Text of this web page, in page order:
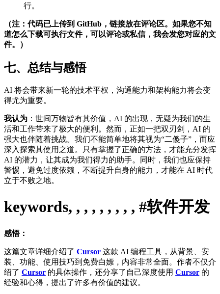
行。
（注：代码已上传到 GitHub，链接放在评论区。如果您不知
道怎么下载可执行文件，可以评论或私信，我会发您对应的文
件。）
七、总结与感悟
AI 将会带来新一轮的技术平权，沟通能力和架构能力将会变
得尤为重要。
我认为 ：世间万物皆有其价值，AI 的出现，无疑为我们的生
活和工作带来了极大的便利。然而，正如一把双刃剑，AI 的
强大也伴随着挑战。我们不能简单地将其视为“二傻子”，而应
深入探索其使用之道。只有掌握了正确的方法，才能充分发挥
AI 的潜力，让其成为我们得力的助手。同时，我们也应保持
警惕，避免过度依赖，不断提升自身的能力，才能在 AI 时代
立于不败之地。
keywords, , , , , , , , , #软件开发
感悟：
这篇文章详细介绍了 Cursor 这款 AI 编程工具，从背景、安
装、功能、使用技巧到免费白嫖，内容非常全面。作者不仅介
绍了 Cursor 的具体操作，还分享了自己深度使用 Cursor 的
经验和心得，提出了许多有价值的建议。